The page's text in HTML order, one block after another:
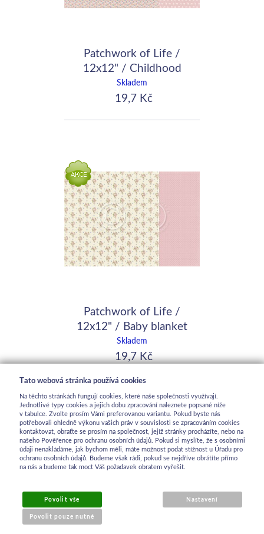
Patchwork of Life /
12x12" / Childhood
curtains
Skladem
19,7 Kč
Patchwork of Life /
12x12" / Baby blanket
Skladem
19,7 Kč
Tato webová stránka používá cookies
Na těchto stránkách fungují cookies, které naše společnosti využívají.
Jednotlivé typy cookies a jejich dobu zpracování naleznete popsané níže
v tabulce. Zvolte prosím Vámi preferovanou variantu. Pokud byste nás
potřebovali ohledně výkonu vašich práv v souvislosti se zpracováním cookies
kontaktovat, obraťte se prosím na společnost, jejíž stránky procházíte, nebo na
našeho Pověřence pro ochranu osobních údajů. Pokud si myslíte, že s osobními
údaji nenakládáme, jak bychom měli, máte možnost podat stížnost u Úřadu pro
ochranu osobních údajů. Budeme však rádi, pokud se nejdříve obrátíte přímo
na nás a budeme tak moct Váš požadavek obratem vyřešit.
Povolit vše
Povolit pouze nutné
Nastavení